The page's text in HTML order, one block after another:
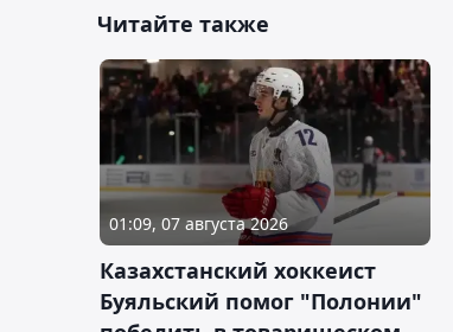
Читайте также
01:09, 07 августа 2026
Казахстанский хоккеист
Буяльский помог "Полонии"